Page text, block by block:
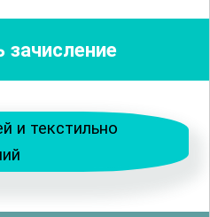
устройств
прочность и
продукции.